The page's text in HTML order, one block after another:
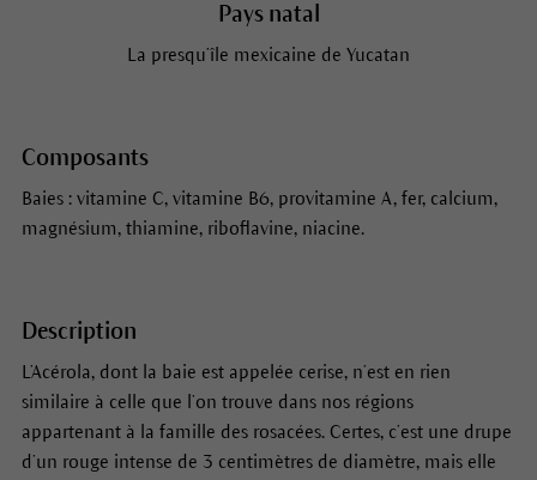
Pays natal
La presqu’île mexicaine de Yucatan
Composants
Baies : vitamine C, vitamine B6, provitamine A, fer, calcium,
magnésium, thiamine, riboflavine, niacine.
Description
L’Acérola, dont la baie est appelée cerise, n’est en rien
similaire à celle que l’on trouve dans nos régions
appartenant à la famille des rosacées. Certes, c’est une drupe
d’un rouge intense de 3 centimètres de diamètre, mais elle